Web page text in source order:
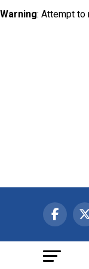
Warning: Attempt to